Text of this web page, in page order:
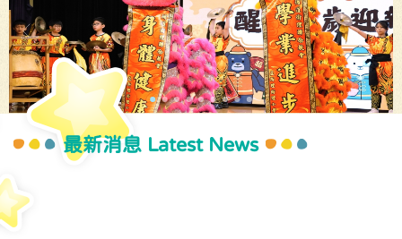
最新消息 Latest News